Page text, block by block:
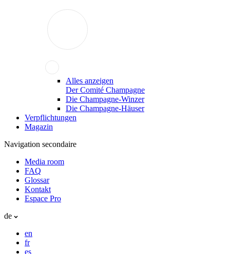
Alles anzeigen
Der Comité Champagne
Die Champagne-Winzer
Die Champagne-Häuser
Verpflichtungen
Magazin
Navigation secondaire
Media room
FAQ
Glossar
Kontakt
Espace Pro
de
en
fr
es